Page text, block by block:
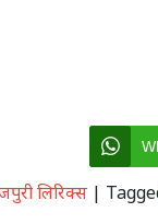
लिरिक्स |